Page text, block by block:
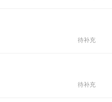
待补充
待补充